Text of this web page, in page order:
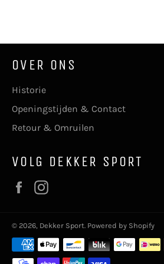
OVER ONS
Historie
Openingstijden & Contact
Retour & Omruilen
VOLG DEKKER SPORT
Facebook
© 2026, Dekker Sport . Powered by Shopify
Betaalmethoden